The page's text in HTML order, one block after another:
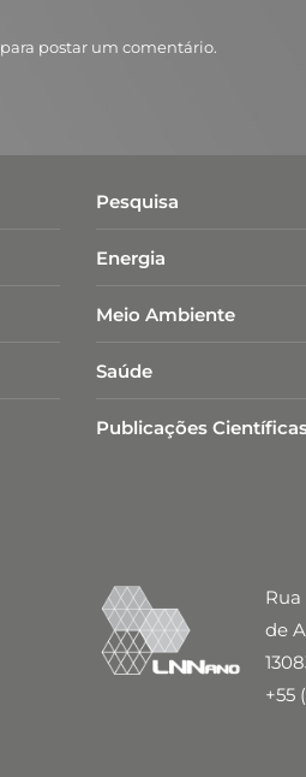
para postar um comentário.
Pesquisa
Energia
Meio Ambiente
Saúde
Publicações
de
+55